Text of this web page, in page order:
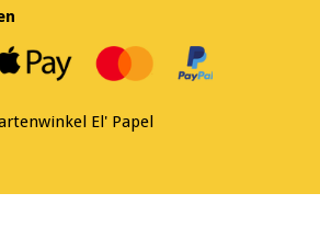
El' Papel